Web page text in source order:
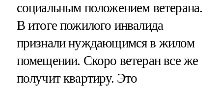
социальным положением ветерана.
В итоге пожилого инвалида
признали нуждающимся в жилом
помещении. Скоро ветеран все же
получит квартиру. Это